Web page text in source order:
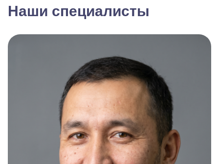
Наши специалисты